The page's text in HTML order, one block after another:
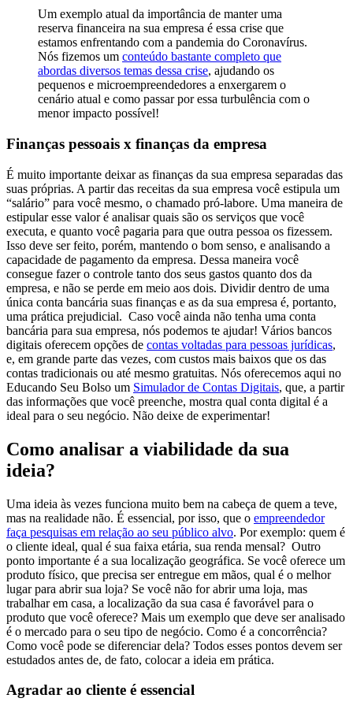
Um exemplo atual da importância de manter uma
reserva financeira na sua empresa é essa crise que
estamos enfrentando com a pandemia do Coronavírus.
Nós fizemos um conteúdo bastante completo que
abordas diversos temas dessa crise, ajudando os
pequenos e microempreendedores a enxergarem o
cenário atual e como passar por essa turbulência com o
menor impacto possível!
Finanças pessoais x finanças da empresa
É muito importante deixar as finanças da sua empresa separadas das
suas próprias. A partir das receitas da sua empresa você estipula um
“salário” para você mesmo, o chamado pró-labore. Uma maneira de
estipular esse valor é analisar quais são os serviços que você
executa, e quanto você pagaria para que outra pessoa os fizessem.
Isso deve ser feito, porém, mantendo o bom senso, e analisando a
capacidade de pagamento da empresa. Dessa maneira você
consegue fazer o controle tanto dos seus gastos quanto dos da
empresa, e não se perde em meio aos dois. Dividir dentro de uma
única conta bancária suas finanças e as da sua empresa é, portanto,
uma prática prejudicial. Caso você ainda não tenha uma conta
bancária para sua empresa, nós podemos te ajudar! Vários bancos
digitais oferecem opções de contas voltadas para pessoas jurídicas,
e, em grande parte das vezes, com custos mais baixos que os das
contas tradicionais ou até mesmo gratuitas. Nós oferecemos aqui no
Educando Seu Bolso um Simulador de Contas Digitais, que, a partir
das informações que você preenche, mostra qual conta digital é a
ideal para o seu negócio. Não deixe de experimentar!
Como analisar a viabilidade da sua
ideia?
Uma ideia às vezes funciona muito bem na cabeça de quem a teve,
mas na realidade não. É essencial, por isso, que o empreendedor
faça pesquisas em relação ao seu público alvo. Por exemplo: quem é
o cliente ideal, qual é sua faixa etária, sua renda mensal? Outro
ponto importante é a sua localização geográfica. Se você oferece um
produto físico, que precisa ser entregue em mãos, qual é o melhor
lugar para abrir sua loja? Se você não for abrir uma loja, mas
trabalhar em casa, a localização da sua casa é favorável para o
produto que você oferece? Mais um exemplo que deve ser analisado
é o mercado para o seu tipo de negócio. Como é a concorrência?
Como você pode se diferenciar dela? Todos esses pontos devem ser
estudados antes de, de fato, colocar a ideia em prática.
Agradar ao cliente é essencial